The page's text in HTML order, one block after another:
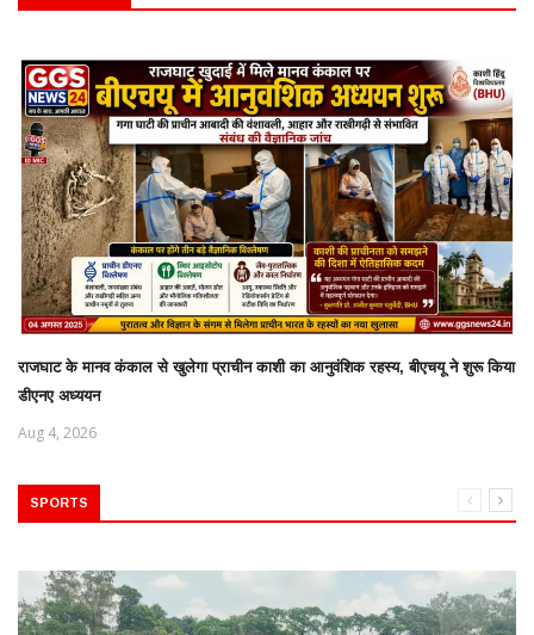
राजघाट के मानव कंकाल से खुलेगा प्राचीन काशी का आनुवंशिक रहस्य, बीएचयू ने शुरू किया
डीएनए अध्ययन
Aug 4, 2026
SPORTS